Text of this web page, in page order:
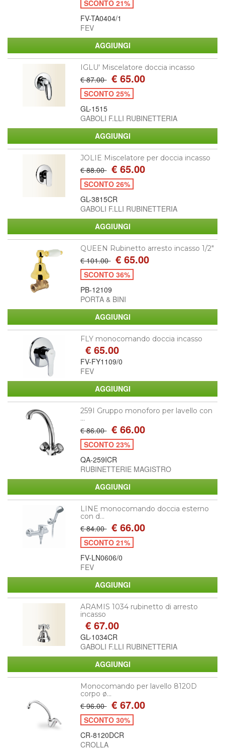
SCONTO 21%
FV-TA0404/1
FEV
IGLU' Miscelatore doccia incasso
€ 87.00 € 65.00
SCONTO 25%
GL-1515
GABOLI F.LLI RUBINETTERIA
JOLIE Miscelatore per doccia incasso
€ 88.00 € 65.00
SCONTO 26%
GL-3815CR
GABOLI F.LLI RUBINETTERIA
QUEEN Rubinetto arresto incasso 1/2"
€ 101.00 € 65.00
SCONTO 36%
PB-12109
PORTA & BINI
FLY monocomando doccia incasso
€ 65.00
FV-FY1109/0
FEV
259I Gruppo monoforo per lavello con
...
€ 86.00 € 66.00
SCONTO 23%
QA-259ICR
RUBINETTERIE MAGISTRO
LINE monocomando doccia esterno
con d...
€ 84.00 € 66.00
SCONTO 21%
FV-LN0606/0
FEV
ARAMIS 1034 rubinetto di arresto
incasso
€ 67.00
GL-1034CR
GABOLI F.LLI RUBINETTERIA
Monocomando per lavello 8120D
corpo ø...
€ 96.00 € 67.00
SCONTO 30%
CR-8120DCR
CROLLA